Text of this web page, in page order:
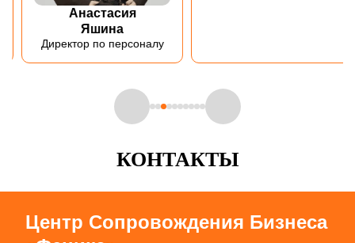
Анастасия
Яшина
Директор по персоналу
КОНТАКТЫ
Центр Сопровождения Бизнеса